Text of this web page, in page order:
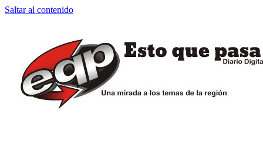
Saltar al contenido